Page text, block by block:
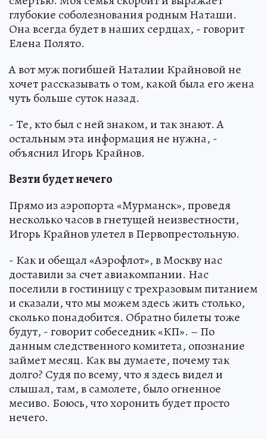
глубокие соболезнования родным Наташи.
Она всегда будет в наших сердцах, - говорит
Елена Полято.
А вот муж погибшей Наталии Крайновой не
хочет рассказывать о том, какой была его жена
чуть больше суток назад.
- Те, кто был с ней знаком, и так знают. А
остальным эта информация не нужна, -
объяснил Игорь Крайнов.
Везти будет нечего
Прямо из аэропорта «Мурманск», проведя
несколько часов в гнетущей неизвестности,
Игорь Крайнов улетел в Первопрестольную.
- Как и обещал «Аэрофлот», в Москву нас
доставили за счет авиакомпании. Нас
поселили в гостиницу с трехразовым питанием
и сказали, что мы можем здесь жить столько,
сколько понадобится. Обратно билеты тоже
будут, - говорит собеседник «КП». – По
данным следственного комитета, опознание
займет месяц. Как вы думаете, почему так
долго? Судя по всему, что я здесь видел и
слышал, там, в самолете, было огненное
месиво. Боюсь, что хоронить будет просто
нечего.